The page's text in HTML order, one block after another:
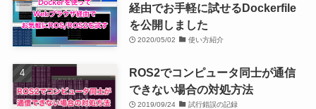
経由でお手軽に試せるDockerfile
を公開しました
2020/05/02 使い方紹介
ROS2でコンピュータ同士が通信
できない場合の対処方法
2019/09/24 試行錯誤の記録